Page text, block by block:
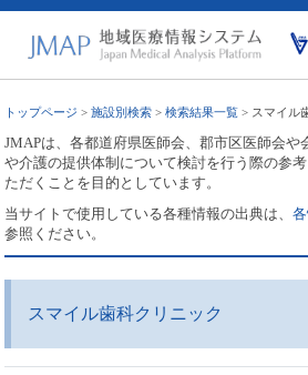
トップページ >施設別検索 >検索結果一覧 > スマイル
JMAPは、各都道府県医師会、郡市区医師会や
や介護の提供体制について検討を行う際の参
ただくことを目的としています。
当サイトで使用している各種情報の出典は、
参照ください。
スマイル歯科クリニック